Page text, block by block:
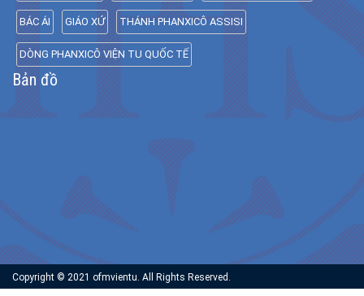
BÁC ÁI GIÁO XỨ THÁNH PHANXICÔ ASSISI
DÒNG PHANXICÔ VIỆN TU QUỐC TẾ
Bản đồ
Copyright © 2021 ofmvientu. All Rights Reserved.